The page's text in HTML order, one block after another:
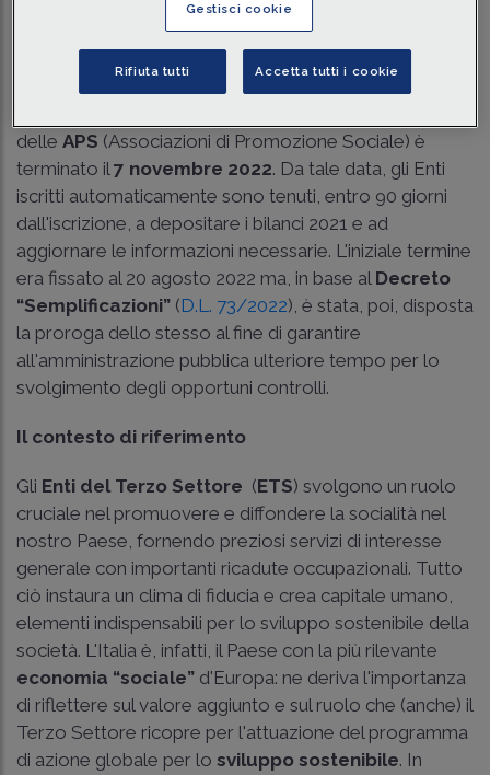
Il procedimento di trasmigrazione attraverso il quale gli
delle APS (Associazioni di Promozione Sociale) è
terminato il7 novembre 2022. Da tale data, gli Enti
iscritti automaticamente sono tenuti, entro 90 giorni
dall'iscrizione, a depositare i bilanci 2021 e ad
aggiornare le informazioni necessarie. L'iniziale termine
era fissato al 20 agosto 2022 ma, in base al Decreto
“Semplificazioni” (D.L. 73/2022), è stata, poi, disposta
la proroga dello stesso al fine di garantire
all'amministrazione pubblica ulteriore tempo per lo
svolgimento degli opportuni controlli.
Il contesto di riferimento
Gli Enti del Terzo Settore (ETS) svolgono un ruolo
cruciale nel promuovere e diffondere la socialità nel
nostro Paese, fornendo preziosi servizi di interesse
generale con importanti ricadute occupazionali. Tutto
ciò instaura un clima di fiducia e crea capitale umano,
elementi indispensabili per lo sviluppo sostenibile della
società. L'Italia è, infatti, il Paese con la più rilevante
economia “sociale” d'Europa: ne deriva l'importanza
di riflettere sul valore aggiunto e sul ruolo che (anche) il
Terzo Settore ricopre per l'attuazione del programma
di azione globale per lo sviluppo sostenibile. In
Gestisci cookie
Rifiuta tutti Accetta tutti i cookie